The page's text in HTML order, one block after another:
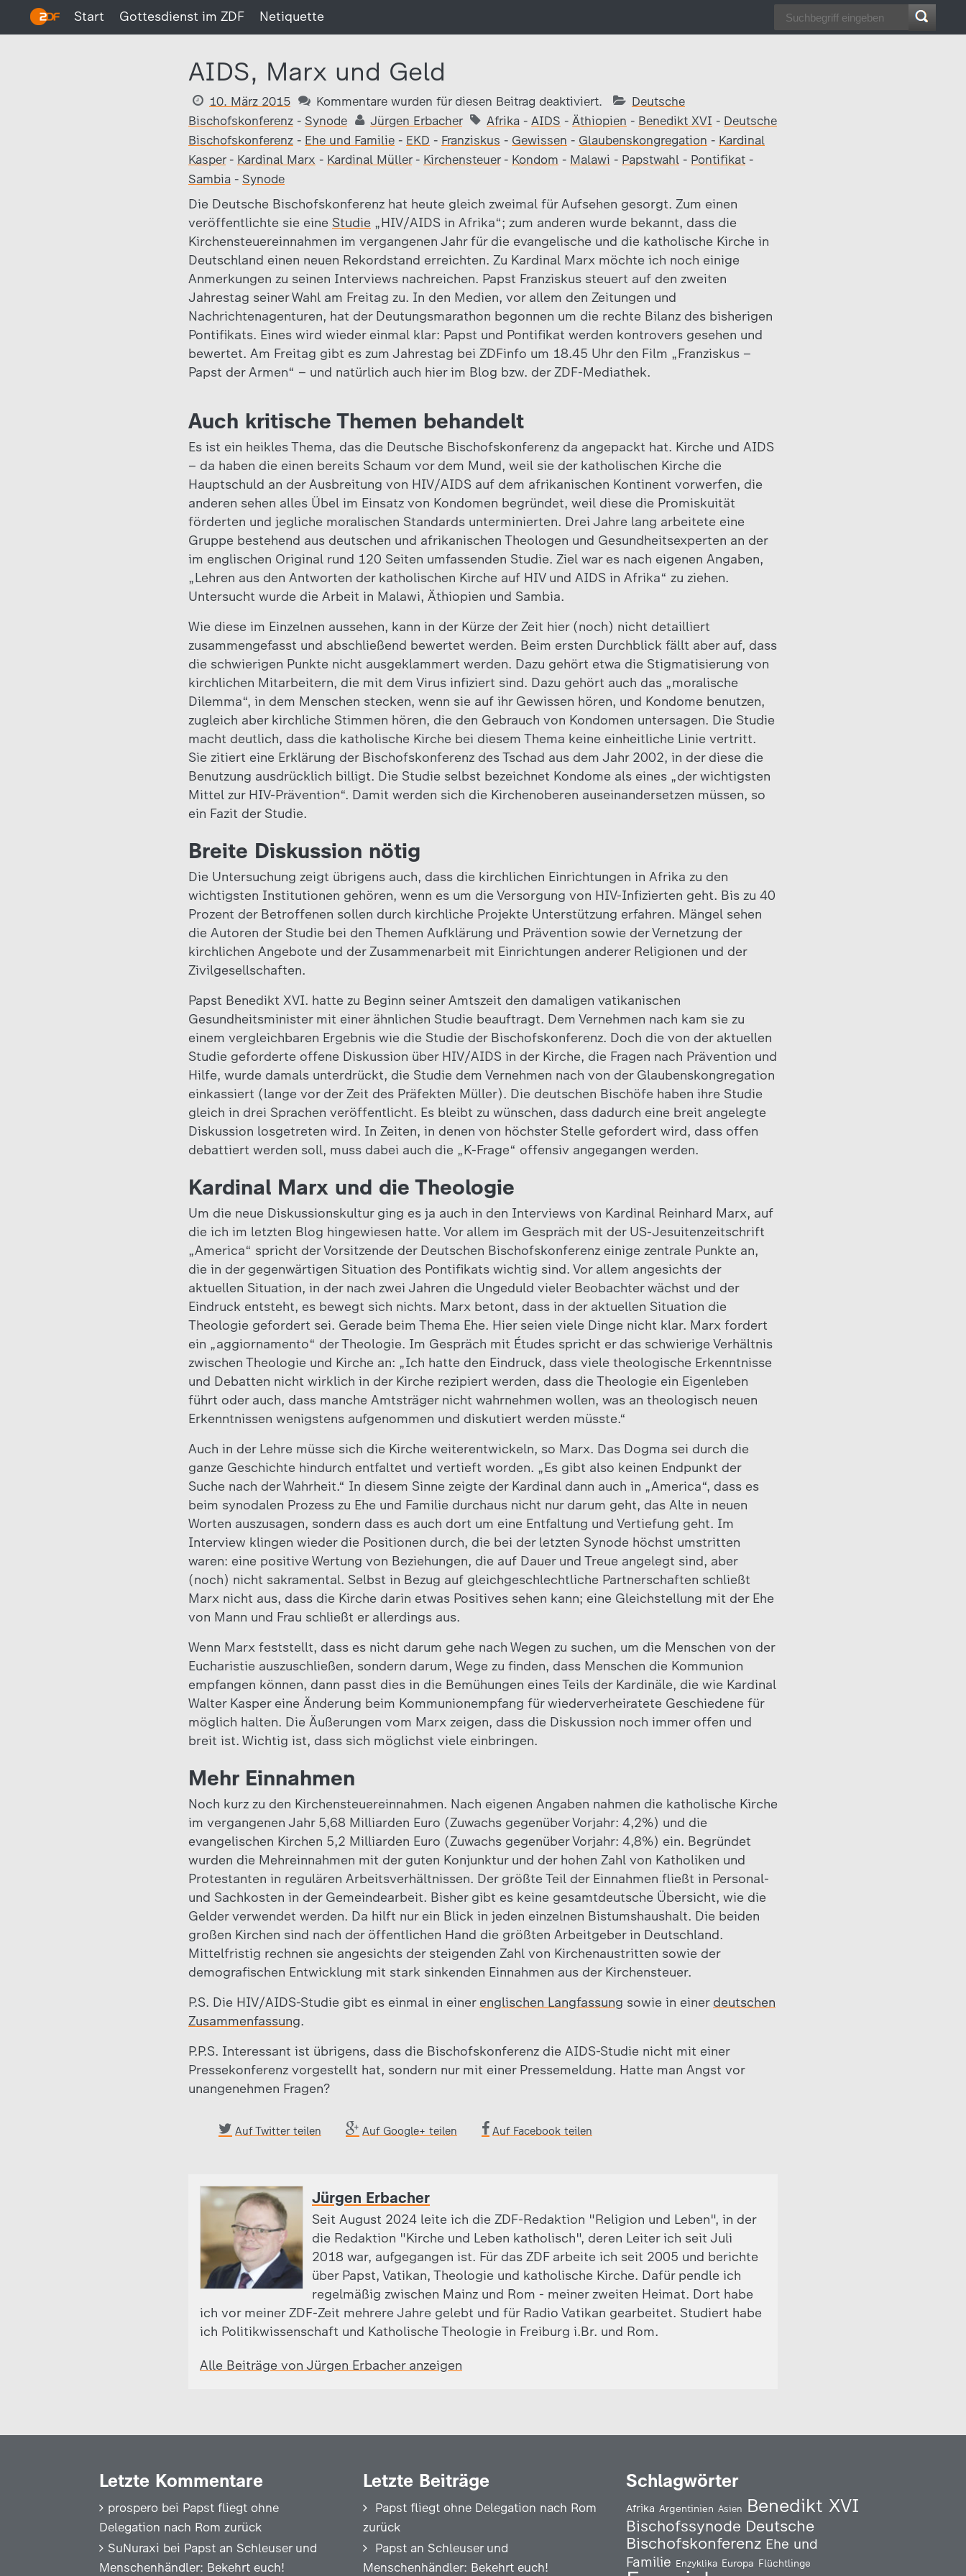
Start Gottesdienst im ZDF Netiquette
AIDS, Marx und Geld
10. März 2015 Kommentare wurden für diesen Beitrag deaktiviert.
Deutsche
Bischofskonferenz - Synode Jürgen Erbacher Afrika - AIDS - Äthiopien - Benedikt XVI - Deutsche
Bischofskonferenz - Ehe und Familie - EKD - Franziskus - Gewissen - Glaubenskongregation - Kardinal
Kasper- Kardinal Marx - Kardinal Müller- Kirchensteuer- Kondom - Malawi - Papstwahl - Pontifikat -
Sambia - Synode
Die Deutsche Bischofskonferenz hat heute gleich zweimal für Aufsehen gesorgt. Zum einen
veröffentlichte sie eine Studie „HIV/AIDS in Afrika“; zum anderen wurde bekannt, dass die
Kirchensteuereinnahmen im vergangenen Jahr für die evangelische und die katholische Kirche in
Deutschland einen neuen Rekordstand erreichten. Zu Kardinal Marx möchte ich noch einige
Anmerkungen zu seinen Interviews nachreichen. Papst Franziskus steuert auf den zweiten
Jahrestag seiner Wahl am Freitag zu. In den Medien, vor allem den Zeitungen und
Nachrichtenagenturen, hat der Deutungsmarathon begonnen um die rechte Bilanz des bisherigen
Pontifikats. Eines wird wieder einmal klar: Papst und Pontifikat werden kontrovers gesehen und
bewertet. Am Freitag gibt es zum Jahrestag bei ZDFinfo um 18.45 Uhr den Film „Franziskus –
Papst der Armen“ – und natürlich auch hier im Blog bzw. der ZDF-Mediathek.
Auch kritische Themen behandelt
Es ist ein heikles Thema, das die Deutsche Bischofskonferenz da angepackt hat. Kirche und AIDS
– da haben die einen bereits Schaum vor dem Mund, weil sie der katholischen Kirche die
Hauptschuld an der Ausbreitung von HIV/AIDS auf dem afrikanischen Kontinent vorwerfen, die
anderen sehen alles Übel im Einsatz von Kondomen begründet, weil diese die Promiskuität
förderten und jegliche moralischen Standards unterminierten. Drei Jahre lang arbeitete eine
Gruppe bestehend aus deutschen und afrikanischen Theologen und Gesundheitsexperten an der
im englischen Original rund 120 Seiten umfassenden Studie. Ziel war es nach eigenen Angaben,
„Lehren aus den Antworten der katholischen Kirche auf HIV und AIDS in Afrika“ zu ziehen.
Untersucht wurde die Arbeit in Malawi, Äthiopien und Sambia.
Wie diese im Einzelnen aussehen, kann in der Kürze der Zeit hier (noch) nicht detailliert
zusammengefasst und abschließend bewertet werden. Beim ersten Durchblick fällt aber auf, dass
die schwierigen Punkte nicht ausgeklammert werden. Dazu gehört etwa die Stigmatisierung von
kirchlichen Mitarbeitern, die mit dem Virus infiziert sind. Dazu gehört auch das „moralische
Dilemma“, in dem Menschen stecken, wenn sie auf ihr Gewissen hören, und Kondome benutzen,
zugleich aber kirchliche Stimmen hören, die den Gebrauch von Kondomen untersagen. Die Studie
macht deutlich, dass die katholische Kirche bei diesem Thema keine einheitliche Linie vertritt.
Sie zitiert eine Erklärung der Bischofskonferenz des Tschad aus dem Jahr 2002, in der diese die
Benutzung ausdrücklich billigt. Die Studie selbst bezeichnet Kondome als eines „der wichtigsten
Mittel zur HIV-Prävention“. Damit werden sich die Kirchenoberen auseinandersetzen müssen, so
ein Fazit der Studie.
Breite Diskussion nötig
Die Untersuchung zeigt übrigens auch, dass die kirchlichen Einrichtungen in Afrika zu den
wichtigsten Institutionen gehören, wenn es um die Versorgung von HIV-Infizierten geht. Bis zu 40
Prozent der Betroffenen sollen durch kirchliche Projekte Unterstützung erfahren. Mängel sehen
die Autoren der Studie bei den Themen Aufklärung und Prävention sowie der Vernetzung der
kirchlichen Angebote und der Zusammenarbeit mit Einrichtungen anderer Religionen und der
Zivilgesellschaften.
Papst Benedikt XVI. hatte zu Beginn seiner Amtszeit den damaligen vatikanischen
Gesundheitsminister mit einer ähnlichen Studie beauftragt. Dem Vernehmen nach kam sie zu
einem vergleichbaren Ergebnis wie die Studie der Bischofskonferenz. Doch die von der aktuellen
Studie geforderte offene Diskussion über HIV/AIDS in der Kirche, die Fragen nach Prävention und
Hilfe, wurde damals unterdrückt, die Studie dem Vernehmen nach von der Glaubenskongregation
einkassiert (lange vor der Zeit des Präfekten Müller). Die deutschen Bischöfe haben ihre Studie
gleich in drei Sprachen veröffentlicht. Es bleibt zu wünschen, dass dadurch eine breit angelegte
Diskussion losgetreten wird. In Zeiten, in denen von höchster Stelle gefordert wird, dass offen
debattiert werden soll, muss dabei auch die „K-Frage“ offensiv angegangen werden.
Kardinal Marx und die Theologie
Um die neue Diskussionskultur ging es ja auch in den Interviews von Kardinal Reinhard Marx, auf
die ich im letzten Blog hingewiesen hatte. Vor allem im Gespräch mit der US-Jesuitenzeitschrift
„America“ spricht der Vorsitzende der Deutschen Bischofskonferenz einige zentrale Punkte an,
die in der gegenwärtigen Situation des Pontifikats wichtig sind. Vor allem angesichts der
aktuellen Situation, in der nach zwei Jahren die Ungeduld vieler Beobachter wächst und der
Eindruck entsteht, es bewegt sich nichts. Marx betont, dass in der aktuellen Situation die
Theologie gefordert sei. Gerade beim Thema Ehe. Hier seien viele Dinge nicht klar. Marx fordert
ein „aggiornamento“ der Theologie. Im Gespräch mit Études spricht er das schwierige Verhältnis
zwischen Theologie und Kirche an: „Ich hatte den Eindruck, dass viele theologische Erkenntnisse
und Debatten nicht wirklich in der Kirche rezipiert werden, dass die Theologie ein Eigenleben
führt oder auch, dass manche Amtsträger nicht wahrnehmen wollen, was an theologisch neuen
Erkenntnissen wenigstens aufgenommen und diskutiert werden müsste.“
Auch in der Lehre müsse sich die Kirche weiterentwickeln, so Marx. Das Dogma sei durch die
ganze Geschichte hindurch entfaltet und vertieft worden. „Es gibt also keinen Endpunkt der
Suche nach der Wahrheit.“ In diesem Sinne zeigte der Kardinal dann auch in „America“, dass es
beim synodalen Prozess zu Ehe und Familie durchaus nicht nur darum geht, das Alte in neuen
Worten auszusagen, sondern dass es auch dort um eine Entfaltung und Vertiefung geht. Im
Interview klingen wieder die Positionen durch, die bei der letzten Synode höchst umstritten
waren: eine positive Wertung von Beziehungen, die auf Dauer und Treue angelegt sind, aber
(noch) nicht sakramental. Selbst in Bezug auf gleichgeschlechtliche Partnerschaften schließt
Marx nicht aus, dass die Kirche darin etwas Positives sehen kann; eine Gleichstellung mit der Ehe
von Mann und Frau schließt er allerdings aus.
Wenn Marx feststellt, dass es nicht darum gehe nach Wegen zu suchen, um die Menschen von der
Eucharistie auszuschließen, sondern darum, Wege zu finden, dass Menschen die Kommunion
empfangen können, dann passt dies in die Bemühungen eines Teils der Kardinäle, die wie Kardinal
Walter Kasper eine Änderung beim Kommunionempfang für wiederverheiratete Geschiedene für
möglich halten. Die Äußerungen vom Marx zeigen, dass die Diskussion noch immer offen und
breit ist. Wichtig ist, dass sich möglichst viele einbringen.
Mehr Einnahmen
Noch kurz zu den Kirchensteuereinnahmen. Nach eigenen Angaben nahmen die katholische Kirche
im vergangenen Jahr 5,68 Milliarden Euro (Zuwachs gegenüber Vorjahr: 4,2%) und die
evangelischen Kirchen 5,2 Milliarden Euro (Zuwachs gegenüber Vorjahr: 4,8%) ein. Begründet
wurden die Mehreinnahmen mit der guten Konjunktur und der hohen Zahl von Katholiken und
Protestanten in regulären Arbeitsverhältnissen. Der größte Teil der Einnahmen fließt in Personal-
und Sachkosten in der Gemeindearbeit. Bisher gibt es keine gesamtdeutsche Übersicht, wie die
Gelder verwendet werden. Da hilft nur ein Blick in jeden einzelnen Bistumshaushalt. Die beiden
großen Kirchen sind nach der öffentlichen Hand die größten Arbeitgeber in Deutschland.
Mittelfristig rechnen sie angesichts der steigenden Zahl von Kirchenaustritten sowie der
demografischen Entwicklung mit stark sinkenden Einnahmen aus der Kirchensteuer.
P.S. Die HIV/AIDS-Studie gibt es einmal in einer englischen Langfassung sowie in einer deutschen
Zusammenfassung.
P.P.S. Interessant ist übrigens, dass die Bischofskonferenz die AIDS-Studie nicht mit einer
Pressekonferenz vorgestellt hat, sondern nur mit einer Pressemeldung. Hatte man Angst vor
unangenehmen Fragen?
Auf Twitter teilen Auf Google+ teilen Auf Facebook teilen
Jürgen Erbacher
Seit August 2024 leite ich die ZDF-Redaktion "Religion und Leben", in der
die Redaktion "Kirche und Leben katholisch", deren Leiter ich seit Juli
2018 war, aufgegangen ist. Für das ZDF arbeite ich seit 2005 und berichte
über Papst, Vatikan, Theologie und katholische Kirche. Dafür pendle ich
regelmäßig zwischen Mainz und Rom - meiner zweiten Heimat. Dort habe
ich vor meiner ZDF-Zeit mehrere Jahre gelebt und für Radio Vatikan gearbeitet. Studiert habe
ich Politikwissenschaft und Katholische Theologie in Freiburg i.Br. und Rom.
Alle Beiträge von Jürgen Erbacher anzeigen
Letzte Kommentare
prospero bei Papst fliegt ohne
Delegation nach Rom zurück
SuNuraxi bei Papst an Schleuser und
Menschenhändler: Bekehrt euch!
Letzte Beiträge
Papst fliegt ohne Delegation nach Rom
zurück
Papst an Schleuser und
Menschenhändler: Bekehrt euch!
Schlagwörter
Afrika Argentinien Asien Benedikt XVI
Bischofssynode Deutsche
Bischofskonferenz Ehe und
Familie Enzyklika Europa Flüchtlinge